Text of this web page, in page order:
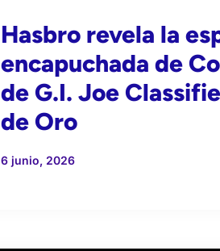
Hasbro revela la
encapuchada de
de G.I. Joe
de Oro
6 junio, 2026